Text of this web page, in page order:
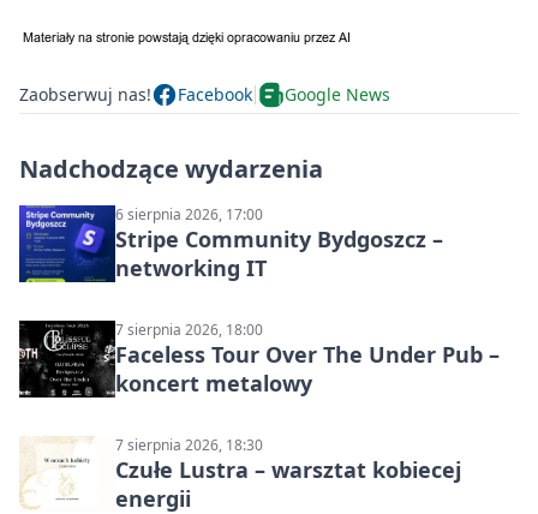
Zaobserwuj nas! Facebook Google News
Nadchodzące wydarzenia
6 sierpnia 2026, 17:00
Stripe Community Bydgoszcz –
networking IT
7 sierpnia 2026, 18:00
Faceless Tour Over The Under Pub –
koncert metalowy
7 sierpnia 2026, 18:30
Czułe Lustra – warsztat kobiecej
energii